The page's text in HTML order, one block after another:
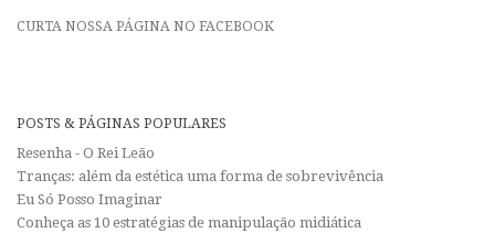
CURTA NOSSA PÁGINA NO FACEBOOK
POSTS & PÁGINAS POPULARES
Resenha - O Rei Leão
Tranças: além da estética uma forma de sobrevivência
Eu Só Posso Imaginar
Conheça as 10 estratégias de manipulação midiática